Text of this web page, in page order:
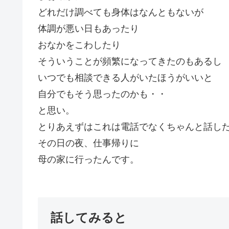
どれだけ調べても身体はなんともないが
体調が悪い日もあったり
おなかをこわしたり
そういうことが頻繁になってきたのもあるし
いつでも相談できる人がいたほうがいいと
自分でもそう思ったのかも・・
と思い。
とりあえずはこれは電話でなくちゃんと話し
その日の夜、仕事帰りに
母の家に行ったんです。
話してみると